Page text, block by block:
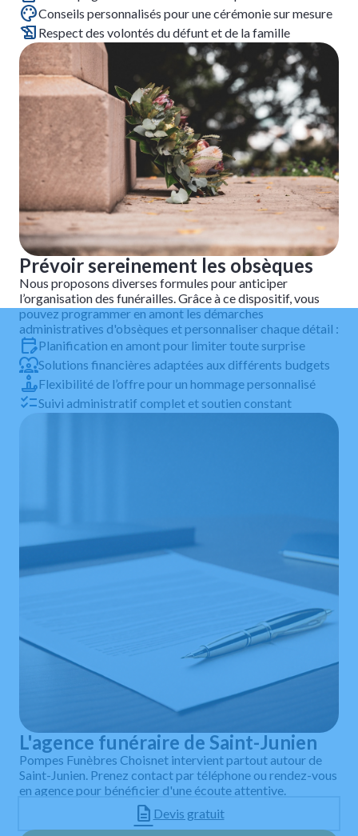
Conseils personnalisés pour une cérémonie sur mesure
Respect des volontés du défunt et de la famille
Prévoir sereinement les obsèques
Nous proposons diverses formules pour anticiper
l’organisation des funérailles. Grâce à ce dispositif, vous
pouvez programmer en amont les démarches
administratives d'obsèques et personnaliser chaque détail :
Planification en amont pour limiter toute surprise
Solutions financières adaptées aux différents budgets
Flexibilité de l’offre pour un hommage personnalisé
Suivi administratif complet et soutien constant
L'agence funéraire de Saint-Junien
Pompes Funèbres Choisnet intervient partout autour de
Saint-Junien. Prenez contact par téléphone ou rendez-vous
en agence pour bénéficier d'une écoute attentive.
Devis gratuit